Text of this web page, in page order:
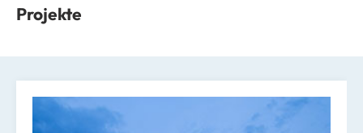
Projekte